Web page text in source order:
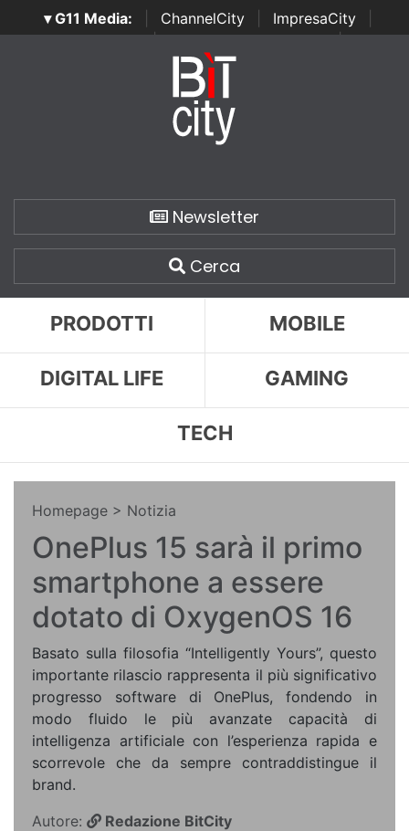
▾ G11 Media: ChannelCity ImpresaCity
SecurityOpenLab | Italian Channel Awards | Italian
Italian Security Awards
Newsletter
Cerca
PRODOTTI MOBILE
DIGITAL LIFE GAMING
TECH
Homepage > Notizia
OnePlus 15 sarà il primo
smartphone a essere
dotato di OxygenOS 16
Basato sulla filosofia “Intelligently Yours”, questo
importante rilascio rappresenta il più significativo
progresso software di OnePlus, fondendo in
modo fluido le più avanzate capacità di
intelligenza artificiale con l’esperienza rapida e
scorrevole che da sempre contraddistingue il
brand.
Autore:
Redazione BitCity